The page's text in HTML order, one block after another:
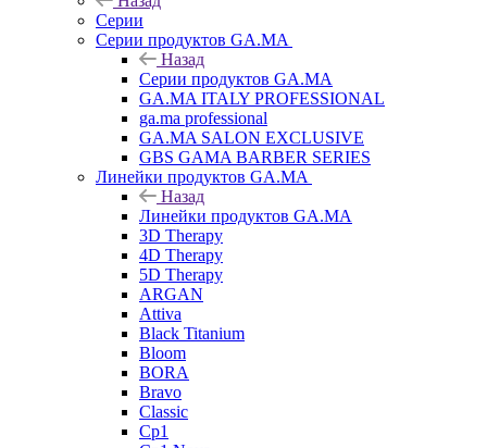
Серии
Серии продуктов GA.MA
Назад
Серии продуктов GA.MA
GA.MA ITALY PROFESSIONAL
ga.ma professional
GA.MA SALON EXCLUSIVE
GBS GAMA BARBER SERIES
Линейки продуктов GA.MA
Назад
Линейки продуктов GA.MA
3D Therapy
4D Therapy
5D Therapy
ARGAN
Attiva
Black Titanium
Bloom
BORA
Bravo
Classic
Cp1